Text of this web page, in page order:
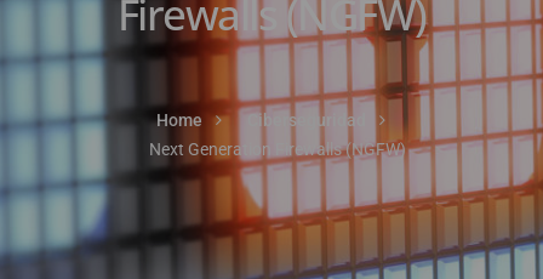
Firewalls (NGFW)
Home
Ciberseguridad
Next Generation Firewalls (NGFW)